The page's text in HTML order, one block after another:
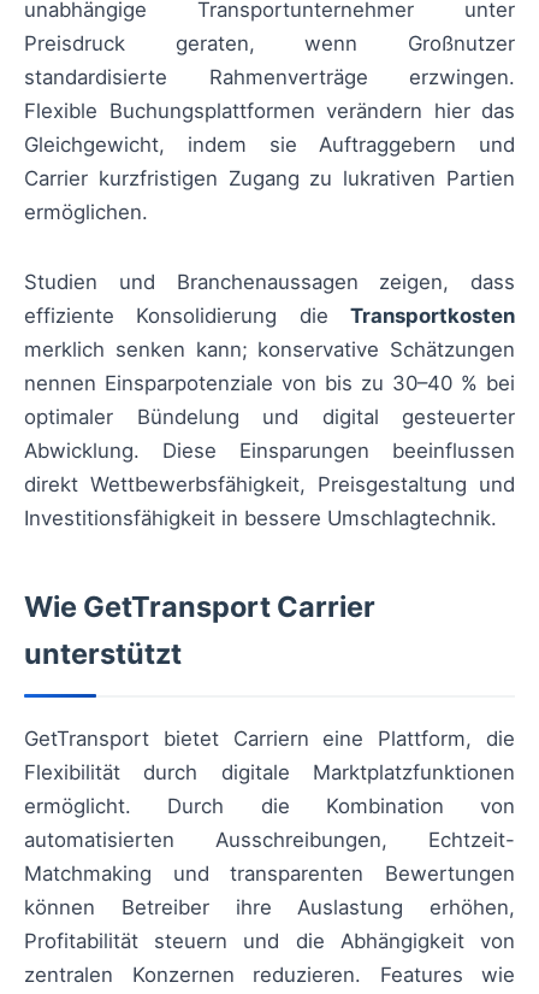
unabhängige Transportunternehmer unter
Preisdruck geraten, wenn Großnutzer
standardisierte Rahmenverträge erzwingen.
Flexible Buchungsplattformen verändern hier das
Gleichgewicht, indem sie Auftraggebern und
Carrier kurzfristigen Zugang zu lukrativen Partien
ermöglichen.
Studien und Branchenaussagen zeigen, dass
effiziente Konsolidierung die Transportkosten
merklich senken kann; konservative Schätzungen
nennen Einsparpotenziale von bis zu 30–40 % bei
optimaler Bündelung und digital gesteuerter
Abwicklung. Diese Einsparungen beeinflussen
direkt Wettbewerbsfähigkeit, Preisgestaltung und
Investitionsfähigkeit in bessere Umschlagtechnik.
Wie GetTransport Carrier
unterstützt
GetTransport bietet Carriern eine Plattform, die
Flexibilität durch digitale Marktplatzfunktionen
ermöglicht. Durch die Kombination von
automatisierten Ausschreibungen, Echtzeit-
Matchmaking und transparenten Bewertungen
können Betreiber ihre Auslastung erhöhen,
Profitabilität steuern und die Abhängigkeit von
zentralen Konzernen reduzieren. Features wie